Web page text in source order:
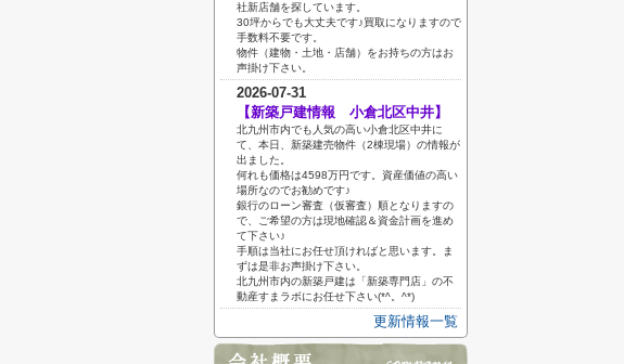
社新店舗を探しています。
30坪からでも大丈夫です♪買取になりますので
手数料不要です。
物件（建物・土地・店舗）をお持ちの方はお
声掛け下さい。
2026-07-31
【新築戸建情報 小倉北区中井】
北九州市内でも人気の高い小倉北区中井に
て、本日、新築建売物件（2棟現場）の情報が
出ました。
何れも価格は4598万円です。資産価値の高い
場所なのでお勧めです♪
銀行のローン審査（仮審査）順となりますの
で、ご希望の方は現地確認＆資金計画を進め
て下さい♪
手順は当社にお任せ頂ければと思います。ま
ずは是非お声掛け下さい。
北九州市内の新築戸建は「新築専門店」の不
動産すまラボにお任せ下さい(*^。^*)
更新情報一覧